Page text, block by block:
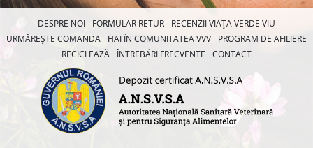
DESPRE NOI FORMULAR RETUR
RECENZII VIAȚA VERDE VIU
URMĂREȘTE COMANDA
HAI ÎN COMUNITATEA VVV
PROGRAM DE AFILIERE
RECICLEAZĂ ÎNTREBĂRI FRECVENTE CONTACT